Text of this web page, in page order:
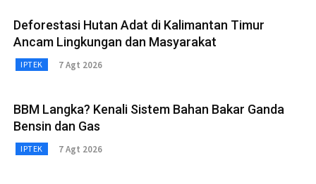
Deforestasi Hutan Adat di Kalimantan Timur
Ancam Lingkungan dan Masyarakat
IPTEK 7 Agt 2026
BBM Langka? Kenali Sistem Bahan Bakar Ganda
Bensin dan Gas
IPTEK 7 Agt 2026